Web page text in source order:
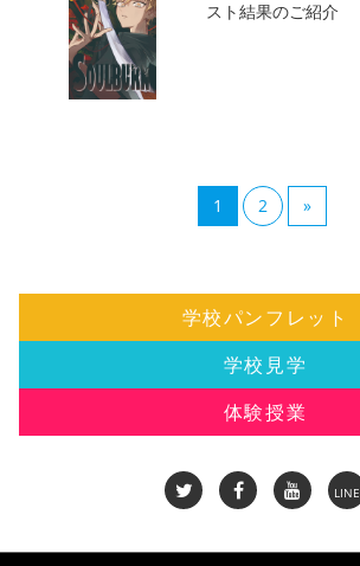
スト結果のご紹介
1 (current)
2 »Next
学校パンフレット
学校見学
体験授業
LINE